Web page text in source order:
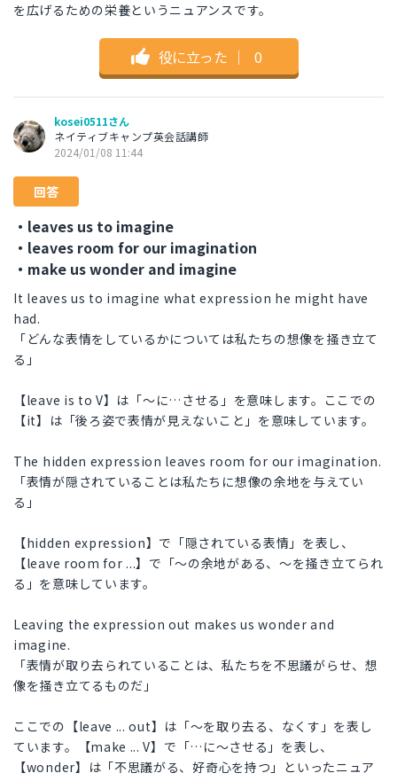
を広げるための栄養というニュアンスです。
役に立った ｜ 0
kosei0511さん
ネイティブキャンプ英会話講師
2024/01/08 11:44
回答
・leaves us to imagine
・leaves room for our imagination
・make us wonder and imagine
It leaves us to imagine what expression he might have
had.
「どんな表情をしているかについては私たちの想像を掻き立て
る」
【leave is to V】は「～に…させる」を意味します。ここでの
【it】は「後ろ姿で表情が見えないこと」を意味しています。
The hidden expression leaves room for our imagination.
「表情が隠されていることは私たちに想像の余地を与えてい
る」
【hidden expression】で「隠されている表情」を表し、
【leave room for ...】で「～の余地がある、～を掻き立てられ
る」を意味しています。
Leaving the expression out makes us wonder and
imagine.
「表情が取り去られていることは、私たちを不思議がらせ、想
像を掻き立てるものだ」
ここでの【leave ... out】は「～を取り去る、なくす」を表し
ています。【make ... V】で「…に～させる」を表し、
【wonder】は「不思議がる、好奇心を持つ」といったニュア